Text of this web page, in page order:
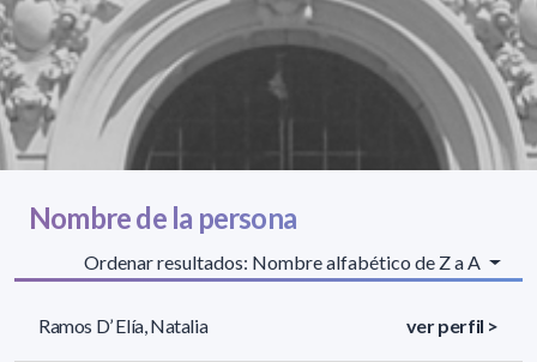
Nombre de la persona
Ordenar resultados: Nombre alfabético de Z a A
Ramos D’ Elía, Natalia ver perfil >